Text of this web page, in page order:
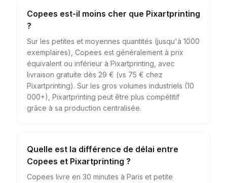
Copees est-il moins cher que Pixartprinting
?
Sur les petites et moyennes quantités (jusqu'à 1000
exemplaires), Copees est généralement à prix
équivalent ou inférieur à Pixartprinting, avec
livraison gratuite dès 29 € (vs 75 € chez
Pixartprinting). Sur les gros volumes industriels (10
000+), Pixartprinting peut être plus compétitif
grâce à sa production centralisée.
Quelle est la différence de délai entre
Copees et Pixartprinting ?
Copees livre en 30 minutes à Paris et petite